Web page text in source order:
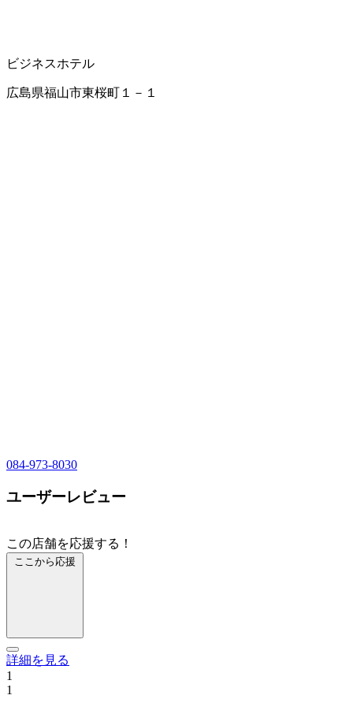
ビジネスホテル
広島県福山市東桜町１－１
084-973-8030
ユーザーレビュー
この店舗を応援する！
ここから応援
詳細を見る
1
1